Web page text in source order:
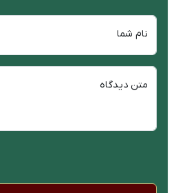
نام شما
متن دیدگاه